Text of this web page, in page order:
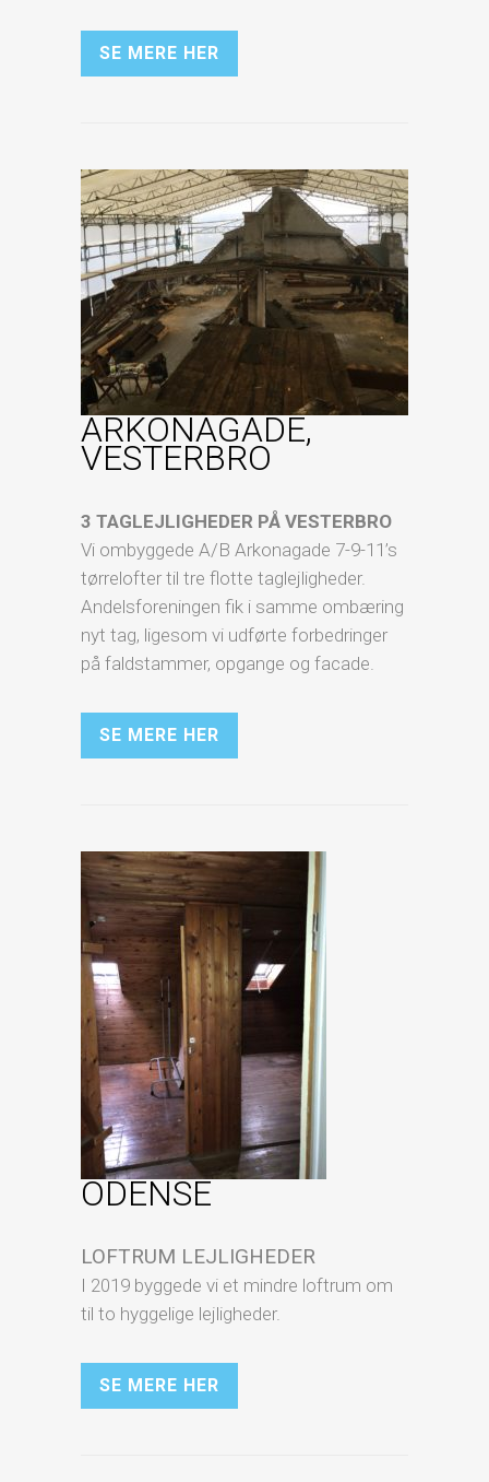
SE MERE HER
ARKONAGADE,
VESTERBRO
3 TAGLEJLIGHEDER PÅ VESTERBRO
Vi ombyggede A/B Arkonagade 7-9-11’s
tørrelofter til tre flotte taglejligheder.
Andelsforeningen fik i samme ombæring
nyt tag, ligesom vi udførte forbedringer
på faldstammer, opgange og facade.
SE MERE HER
ODENSE
LOFTRUM LEJLIGHEDER
I 2019 byggede vi et mindre loftrum om
til to hyggelige lejligheder.
SE MERE HER